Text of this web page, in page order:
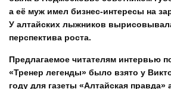
а её муж имел бизнес-интересы на
У алтайских лыжников
перспектива роста.
Предлагаемое читателям интервью
«Тренер легенды» было взято у
году для газеты «Алтайская правда»